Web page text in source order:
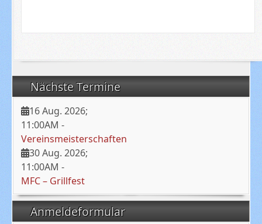
Nächste Termine
16 Aug. 2026;
11:00AM -
Vereinsmeisterschaften
30 Aug. 2026;
11:00AM -
MFC – Grillfest
Anmeldeformular